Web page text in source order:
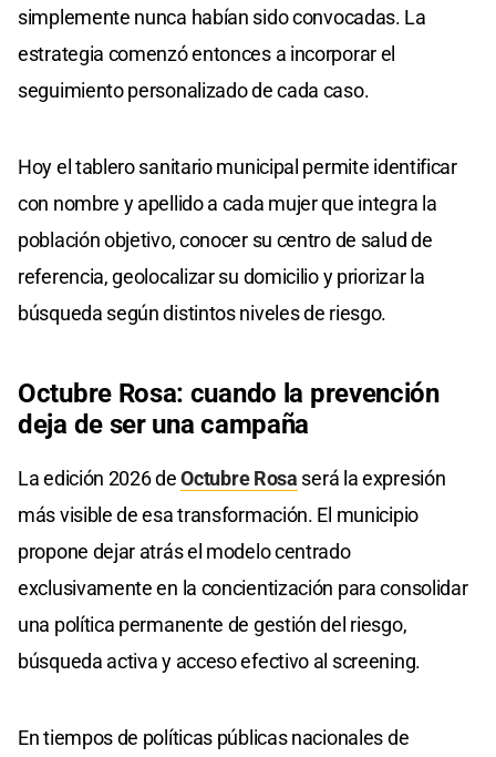
simplemente nunca habían sido convocadas. La
estrategia comenzó entonces a incorporar el
seguimiento personalizado de cada caso.
Hoy el tablero sanitario municipal permite identificar
con nombre y apellido a cada mujer que integra la
población objetivo, conocer su centro de salud de
referencia, geolocalizar su domicilio y priorizar la
búsqueda según distintos niveles de riesgo.
Octubre Rosa: cuando la prevención
deja de ser una campaña
La edición 2026 deOctubre Rosa será la expresión
más visible de esa transformación. El municipio
propone dejar atrás el modelo centrado
exclusivamente en la concientización para consolidar
una política permanente de gestión del riesgo,
búsqueda activa y acceso efectivo al screening.
En tiempos de políticas públicas nacionales de